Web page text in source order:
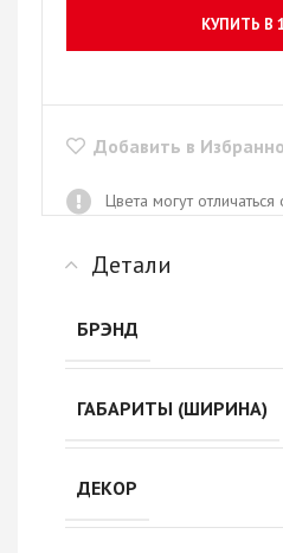
КУПИТЬ В
Добавить в
Цвета могут
Детали
БРЭНД
ГАБАРИТЫ (ШИРИНА)
ДЕКОР